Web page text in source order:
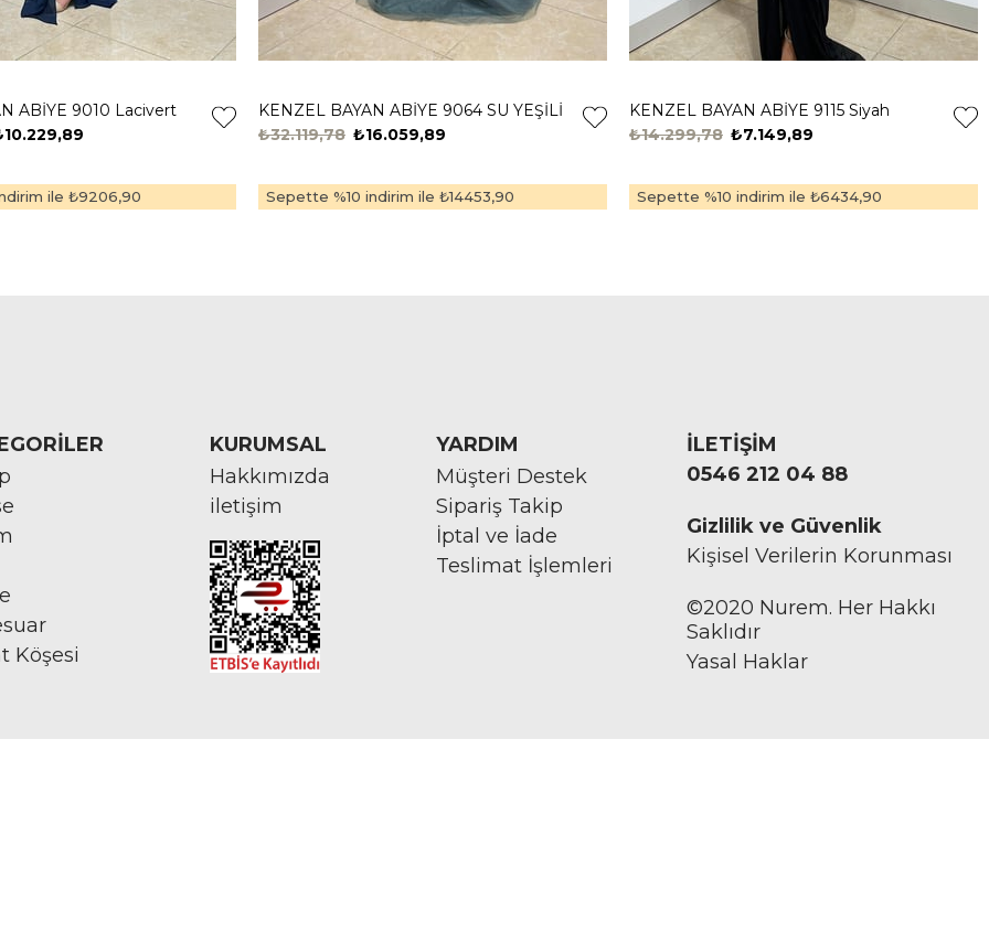
ABİYE 9010 Lacivert
ile ₺9206,90
KENZEL BAYAN ABİYE 9064 SU YEŞİLİ
₺16.059,89
₺32.119,78
Sepette %10 indirim ile ₺14453,90
KENZEL BAYAN ABİYE 9115 Siyah
₺7.149,89
₺14.299,78
Sepette %10 indirim ile ₺6434,90
İLETİŞİM
0546 212 04 88
Gizlilik ve Güvenlik
Kişisel Verilerin Korunması
©2020 Nurem. Her Hakkı
Saklıdır
Yasal Haklar
Köşesi
KURUMSAL
Hakkımızda
iletişim
YARDIM
Müşteri Destek
Sipariş Takip
İptal ve İade
Teslimat İşlemleri